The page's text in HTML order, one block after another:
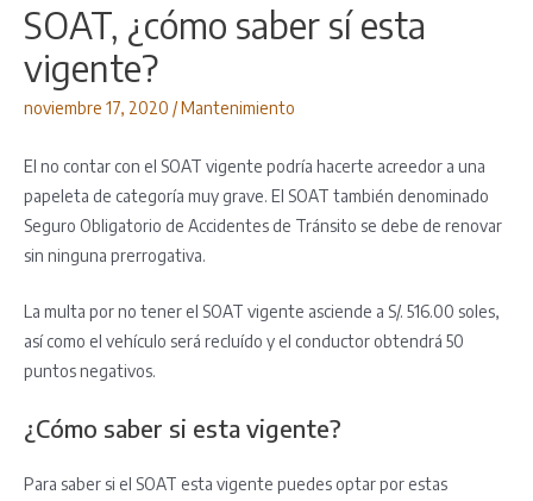
SOAT, ¿cómo saber sí esta
vigente?
noviembre 17, 2020 /Mantenimiento
El no contar con el SOAT vigente podría hacerte acreedor a una
papeleta de categoría muy grave. El SOAT también denominado
Seguro Obligatorio de Accidentes de Tránsito se debe de renovar
sin ninguna prerrogativa.
La multa por no tener el SOAT vigente asciende a S/. 516.00 soles,
así como el vehículo será recluído y el conductor obtendrá 50
puntos negativos.
¿Cómo saber si esta vigente?
Para saber si el SOAT esta vigente puedes optar por estas